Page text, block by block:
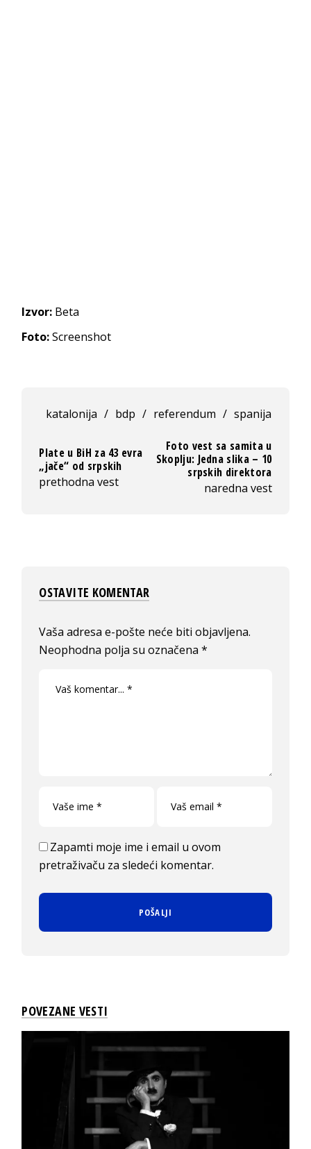
Izvor: Beta
Foto:Screenshot
katalonija / bdp / referendum / spanija
Plate u BiH za 43 evra
„jače“ od srpskih
prethodna vest
Foto vest sa samita u
Skoplju: Jedna slika – 10
srpskih direktora
naredna vest
OSTAVITE KOMENTAR
Vaša adresa e-pošte neće biti objavljena.
Neophodna polja su označena*
Zapamti moje ime i email u ovom
pretraživaču za sledeći komentar.
POVEZANE VESTI